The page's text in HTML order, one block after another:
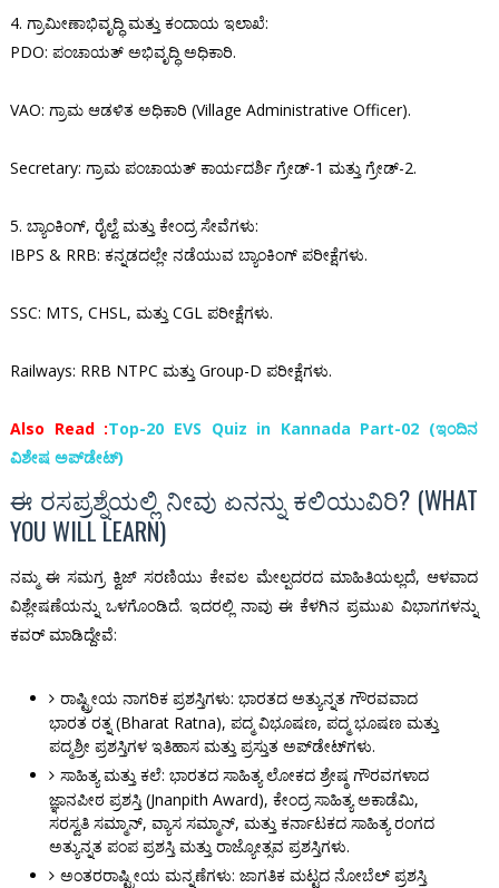
4. ಗ್ರಾಮೀಣಾಭಿವೃದ್ಧಿ ಮತ್ತು ಕಂದಾಯ ಇಲಾಖೆ:
PDO: ಪಂಚಾಯತ್ ಅಭಿವೃದ್ಧಿ ಅಧಿಕಾರಿ.
VAO: ಗ್ರಾಮ ಆಡಳಿತ ಅಧಿಕಾರಿ (Village Administrative Officer).
Secretary: ಗ್ರಾಮ ಪಂಚಾಯತ್ ಕಾರ್ಯದರ್ಶಿ ಗ್ರೇಡ್-1 ಮತ್ತು ಗ್ರೇಡ್-2.
5. ಬ್ಯಾಂಕಿಂಗ್, ರೈಲ್ವೆ ಮತ್ತು ಕೇಂದ್ರ ಸೇವೆಗಳು:
IBPS & RRB: ಕನ್ನಡದಲ್ಲೇ ನಡೆಯುವ ಬ್ಯಾಂಕಿಂಗ್ ಪರೀಕ್ಷೆಗಳು.
SSC: MTS, CHSL, ಮತ್ತು CGL ಪರೀಕ್ಷೆಗಳು.
Railways: RRB NTPC ಮತ್ತು Group-D ಪರೀಕ್ಷೆಗಳು.
Also Read :Top-20 EVS Quiz in Kannada Part-02 (ಇಂದಿನ
ವಿಶೇಷ ಅಪ್‌ಡೇಟ್)
ಈ ರಸಪ್ರಶ್ನೆಯಲ್ಲಿ ನೀವು ಏನನ್ನು ಕಲಿಯುವಿರಿ? (WHAT
YOU WILL LEARN)
ನಮ್ಮ ಈ ಸಮಗ್ರ ಕ್ವಿಜ್ ಸರಣಿಯು ಕೇವಲ ಮೇಲ್ಪದರದ ಮಾಹಿತಿಯಲ್ಲದೆ, ಆಳವಾದ
ವಿಶ್ಲೇಷಣೆಯನ್ನು ಒಳಗೊಂಡಿದೆ. ಇದರಲ್ಲಿ ನಾವು ಈ ಕೆಳಗಿನ ಪ್ರಮುಖ ವಿಭಾಗಗಳನ್ನು
ಕವರ್ ಮಾಡಿದ್ದೇವೆ:
ರಾಷ್ಟ್ರೀಯ ನಾಗರಿಕ ಪ್ರಶಸ್ತಿಗಳು: ಭಾರತದ ಅತ್ಯುನ್ನತ ಗೌರವವಾದ
ಭಾರತ ರತ್ನ (Bharat Ratna), ಪದ್ಮ ವಿಭೂಷಣ, ಪದ್ಮ ಭೂಷಣ ಮತ್ತು
ಪದ್ಮಶ್ರೀ ಪ್ರಶಸ್ತಿಗಳ ಇತಿಹಾಸ ಮತ್ತು ಪ್ರಸ್ತುತ ಅಪ್‌ಡೇಟ್‌ಗಳು.
ಸಾಹಿತ್ಯ ಮತ್ತು ಕಲೆ: ಭಾರತದ ಸಾಹಿತ್ಯ ಲೋಕದ ಶ್ರೇಷ್ಠ ಗೌರವಗಳಾದ
ಜ್ಞಾನಪೀಠ ಪ್ರಶಸ್ತಿ (Jnanpith Award), ಕೇಂದ್ರ ಸಾಹಿತ್ಯ ಅಕಾಡೆಮಿ,
ಸರಸ್ವತಿ ಸಮ್ಮಾನ್, ವ್ಯಾಸ ಸಮ್ಮಾನ್, ಮತ್ತು ಕರ್ನಾಟಕದ ಸಾಹಿತ್ಯ ರಂಗದ
ಅತ್ಯುನ್ನತ ಪಂಪ ಪ್ರಶಸ್ತಿ ಮತ್ತು ರಾಜ್ಯೋತ್ಸವ ಪ್ರಶಸ್ತಿಗಳು.
ಅಂತರರಾಷ್ಟ್ರೀಯ ಮನ್ನಣೆಗಳು: ಜಾಗತಿಕ ಮಟ್ಟದ ನೋಬೆಲ್ ಪ್ರಶಸ್ತಿ